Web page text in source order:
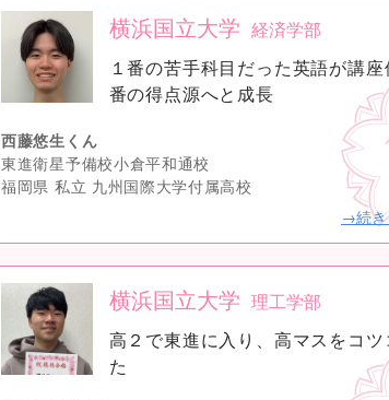
no
image
横浜国立大学 経済学部
１番の苦手科目だった英語が講座
番の得点源へと成長
西藤悠生くん
東進衛星予備校小倉平和通校
福岡県 私立 九州国際大学付属高校
→続き
no
image
横浜国立大学 理工学部
高２で東進に入り、高マスをコツ
た